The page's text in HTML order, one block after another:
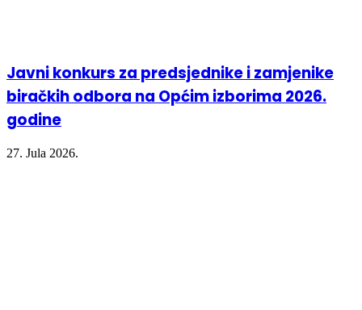
Javni konkurs za predsjednike i zamjenike
biračkih odbora na Općim izborima 2026.
godine
27. Jula 2026.